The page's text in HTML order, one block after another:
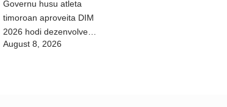
Governu husu atleta
timoroan aproveita DIM
2026 hodi dezenvolve
kapasidade
August 8, 2026